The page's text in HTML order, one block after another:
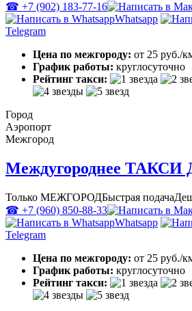
☎ +7 (902) 183-77-16
Whatsapp
Telegram
Цена по межгороду: от 25 руб./
График работы: круглосуточно
Рейтинг такси:
Город
Аэропорт
Межгород
Междугороднее
Только МЕЖГОРОДБыстрая подача
☎ +7 (960) 850-88-33
Whatsapp
Telegram
Цена по межгороду: от 25 руб./
График работы: круглосуточно
Рейтинг такси: